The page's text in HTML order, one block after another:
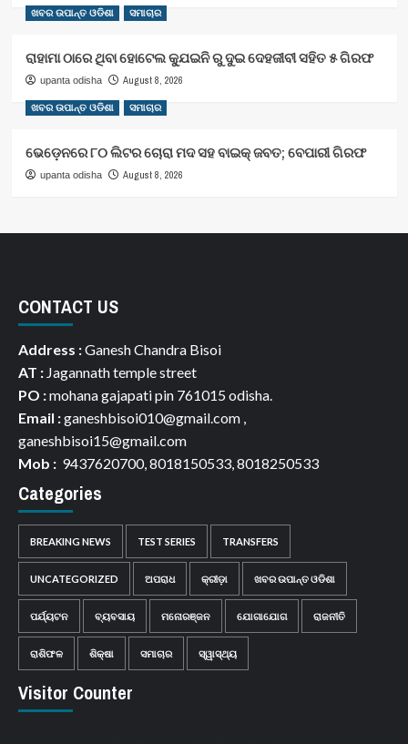
ଖବର ଉପାନ୍ତ ଓଡିଶା ସମାଚାର
ରାହାମା ଠାରେ ଥିବା ହୋଟେଲ କ୍ଯୁଇନି ରୁ ଦୁଇ ଦେହଜୀବୀ ସହିତ ୫ ଗିରଫ
upanta odisha August 8, 2026
ଖବର ଉପାନ୍ତ ଓଡିଶା ସମାଚାର
ଭେଡ଼େନରେ ୮୦ ଲିଟର ଚୋରା ମଦ ସହ ବାଇକ୍ ଜବତ; ବେପାରୀ ଗିରଫ
upanta odisha August 8, 2026
CONTACT US
Address :Ganesh Chandra Bisoi
AT : Jagannath temple street
PO :mohana gajapati pin 761015 odisha.
Email :ganeshbisoi010@gmail.com ,
ganeshbisoi15@gmail.com
Mob : 9437620700, 8018150533, 8018250533
Categories
BREAKING NEWS TEST SERIES TRANSFERS
UNCATEGORIZED ଅପରାଧ କ୍ରୀଡ଼ା ଖବର ଉପାନ୍ତ ଓଡିଶା
ପର୍ଯ୍ୟଟନ ବ୍ୟବସାୟ ମନୋରଞ୍ଜନ ଯୋଗାଯୋଗ ରାଜନୀତି
ରାଶିଫଳ ଶିକ୍ଷା ସମାଚାର ସ୍ୱାସ୍ଥ୍ୟ
Visitor Counter